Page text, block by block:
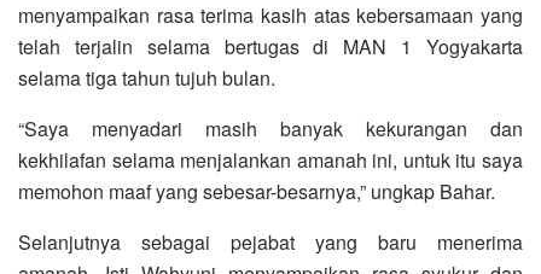
menyampaikan rasa terima kasih atas kebersamaan yang
telah terjalin selama bertugas di MAN 1 Yogyakarta
selama tiga tahun tujuh bulan.
“Saya menyadari masih banyak kekurangan dan
kekhilafan selama menjalankan amanah ini, untuk itu saya
memohon maaf yang sebesar-besarnya,” ungkap Bahar.
Selanjutnya sebagai pejabat yang baru menerima